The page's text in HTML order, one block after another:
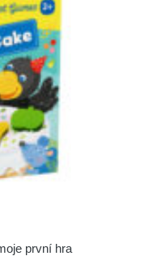
první hra